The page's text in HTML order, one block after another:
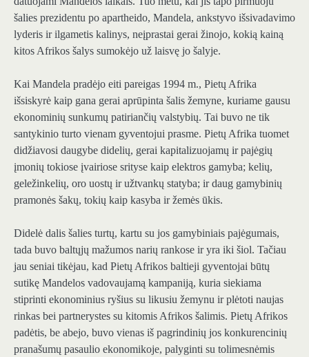
šalies prezidentu po apartheido, Mandela, ankstyvo išsivadavimo
lyderis ir ilgametis kalinys, neįprastai gerai žinojo, kokią kainą
kitos Afrikos šalys sumokėjo už laisvę jo šalyje.
Kai Mandela pradėjo eiti pareigas 1994 m., Pietų Afrika
išsiskyrė kaip gana gerai aprūpinta šalis žemyne, kuriame gausu
ekonominių sunkumų patiriančių valstybių. Tai buvo ne tik
santykinio turto vienam gyventojui prasme. Pietų Afrika tuomet
didžiavosi daugybe didelių, gerai kapitalizuojamų ir pajėgių
įmonių tokiose įvairiose srityse kaip elektros gamyba; kelių,
geležinkelių, oro uostų ir užtvankų statyba; ir daug gamybinių
pramonės šakų, tokių kaip kasyba ir žemės ūkis.
Didelė dalis šalies turtų, kartu su jos gamybiniais pajėgumais,
tada buvo baltųjų mažumos narių rankose ir yra iki šiol. Tačiau
jau seniai tikėjau, kad Pietų Afrikos baltieji gyventojai būtų
sutikę Mandelos vadovaujamą kampaniją, kuria siekiama
stiprinti ekonominius ryšius su likusiu žemynu ir plėtoti naujas
rinkas bei partnerystes su kitomis Afrikos šalimis. Pietų Afrikos
padėtis, be abejo, buvo vienas iš pagrindinių jos konkurencinių
pranašumų pasaulio ekonomikoje, palyginti su tolimesnėmis